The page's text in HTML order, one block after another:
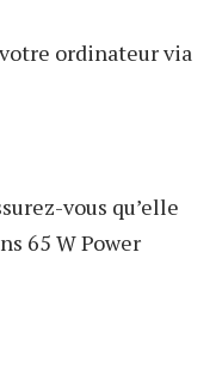
ordinateur via
vous qu’elle
65 W Power